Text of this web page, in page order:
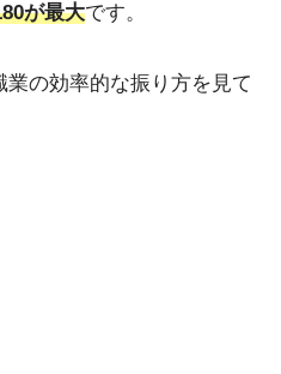
が最大です。
の効率的な振り方を見て